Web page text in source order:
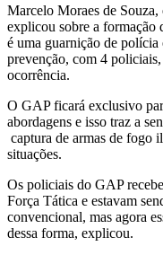
Marcelo Moraes de
explicou sobre a
é uma guarnição de polícia
prevenção, com 4
ocorrência.
O GAP ficará exclusivo
abordagens e isso traz a
captura de armas de fogo
situações.
Os policiais do GAP
Força Tática e estavam
convencional, mas agora
dessa forma, explicou.